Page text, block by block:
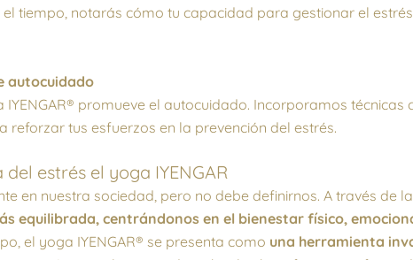
el tiempo, notarás cómo tu capacidad para gestionar el
autocuidado
promueve el autocuidado. Incorporamos
tus esfuerzos en la prevención del estrés.
estrés el yoga IYENGAR
en nuestra sociedad, pero no debe definirnos. A través de
equilibrada, centrándonos en el bienestar físico,
el yoga IYENGAR® se presenta como una herramienta